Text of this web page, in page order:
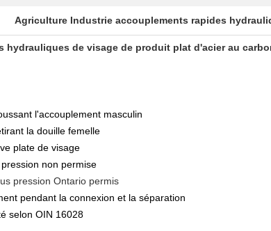
Agriculture Industrie accouplements rapides
hydrauliques de visage de produit plat d'acier au
l'accouplement masculin
la douille femelle
plate de visage
non permise
pression Ontario permis
pendant la connexion et la séparation
selon OIN 16028